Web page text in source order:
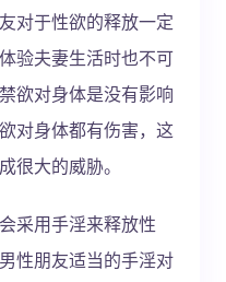
对于性欲的释放一定
验夫妻生活时也不可
欲对身体是没有影响
对身体都有伤害，这
很大的威胁。
采用手淫来释放性
性朋友适当的手淫对